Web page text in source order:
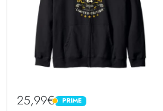
25,99€ PRIME
PRIME